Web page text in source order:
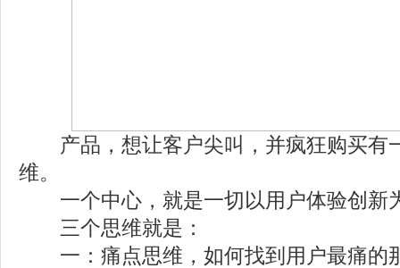
产品，想让客户尖叫，并疯狂购买有
维。
一个中心，就是一切以用户体验创新
三个思维就是：
一：痛点思维，如何找到用户最痛的